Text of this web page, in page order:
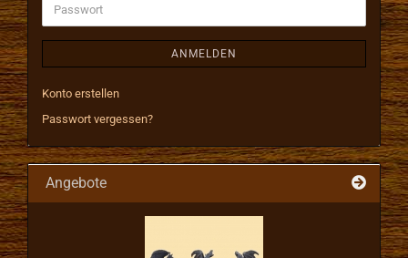
Passwort
ANMELDEN
Konto erstellen
Passwort vergessen?
Angebote